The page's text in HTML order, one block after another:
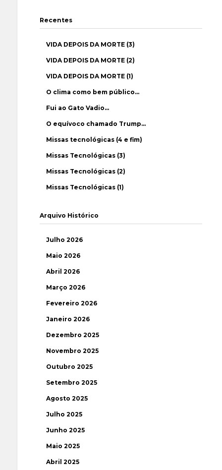
Recentes
VIDA DEPOIS DA MORTE (3)
VIDA DEPOIS DA MORTE (2)
VIDA DEPOIS DA MORTE (1)
O clima como bem público…
Fui ao Gato Vadio…
O equívoco chamado Trump…
Missas tecnológicas (4 e fim)
Missas Tecnológicas (3)
Missas Tecnológicas (2)
Missas Tecnológicas (1)
Arquivo Histórico
Julho 2026
Maio 2026
Abril 2026
Março 2026
Fevereiro 2026
Janeiro 2026
Dezembro 2025
Novembro 2025
Outubro 2025
Setembro 2025
Agosto 2025
Julho 2025
Junho 2025
Maio 2025
Abril 2025